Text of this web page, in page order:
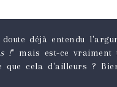
doute déjà entendu
!" mais est-ce vraiment
que cela d'ailleurs ?